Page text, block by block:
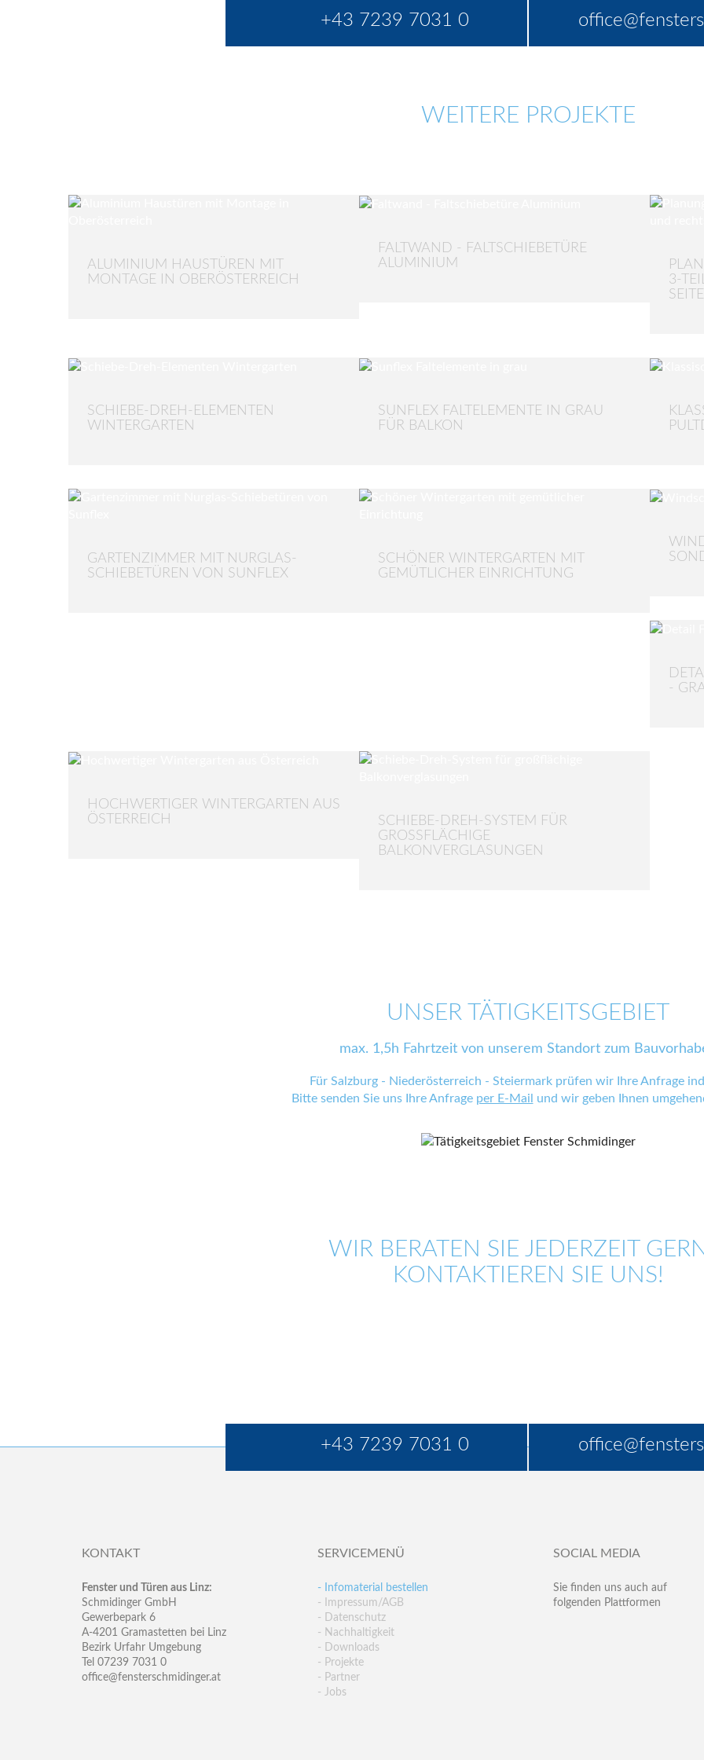
+43 7239 7031 0
WEITERE PROJEKTE
ALUMINIUM HAUSTÜREN MIT
MONTAGE IN OBERÖSTERREICH
FALTWAND - FALTSCHIEBETÜRE
ALUMINIUM
3-
SCHIEBE-DREH-ELEMENTEN
WINTERGARTEN
SUNFLEX FALTELEMENTE IN GRAU
FÜR BALKON
GARTENZIMMER MIT NURGLAS-
SCHIEBETÜREN VON SUNFLEX
SCHÖNER WINTERGARTEN MIT
GEMÜTLICHER EINRICHTUNG
-
HOCHWERTIGER WINTERGARTEN AUS
ÖSTERREICH
SCHIEBE-DREH-SYSTEM FÜR
GROSSFLÄCHIGE B
ALKONVERGLASUNGEN
UNSER TÄTIGKEITSGEBIET
max. 1,5h Fahrtzeit von unserem Standort zum
Für Salzburg - Niederösterreich - Steiermark prüfen wir Ihre Anfrage
Bitte senden Sie uns Ihre Anfrage per E-Mail und wir geben Ihnen
WIR BERATEN SIE JEDERZEIT
KONTAKTIEREN SIE UNS!
+43 7239 7031 0
KONTAKT
Fenster und Türen aus Linz:
Schmidinger GmbH
Gewerbepark 6
A-4201 Gramastetten bei Linz
Bezirk Urfahr Umgebung
Tel 07239 7031 0
office@fensterschmidinger.at
SERVICEMENÜ
- Infomaterial bestellen
- Impressum/AGB
- Datenschutz
- Nachhaltigkeit
- Downloads
- Projekte
- Partner
- Jobs
SOCIAL MEDIA
Sie finden uns auch auf
folgenden Plattformen